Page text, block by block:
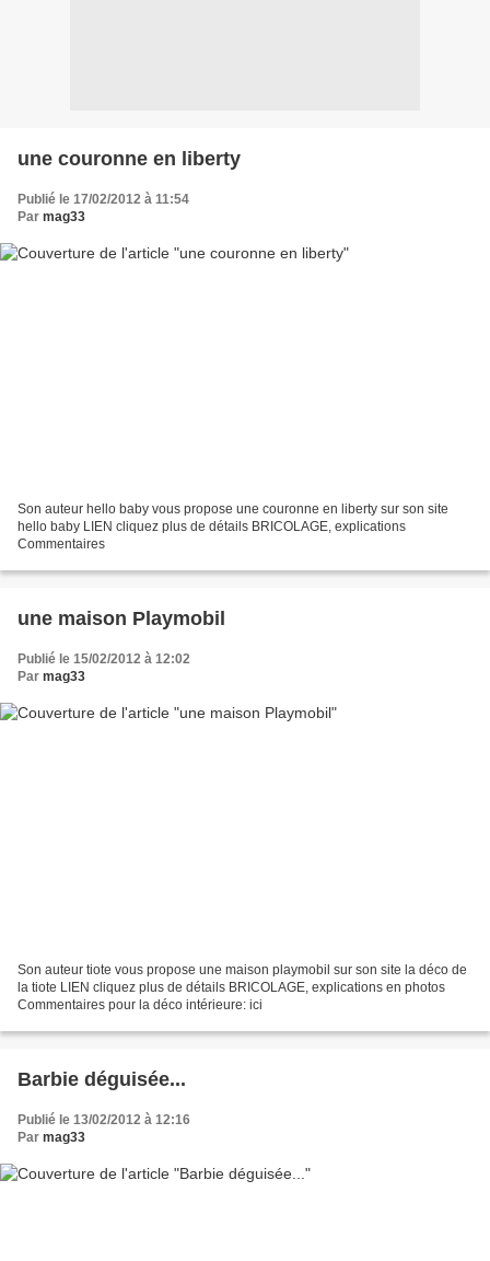
une couronne en liberty
Publié le 17/02/2012 à 11:54
Par mag33
Son auteur hello baby vous propose une couronne en liberty sur son site
hello baby LIEN cliquez plus de détails BRICOLAGE, explications
Commentaires
une maison Playmobil
Publié le 15/02/2012 à 12:02
Par mag33
Son auteur tiote vous propose une maison playmobil sur son site la déco de
la tiote LIEN cliquez plus de détails BRICOLAGE, explications en photos
Commentaires pour la déco intérieure: ici
Barbie déguisée...
Publié le 13/02/2012 à 12:16
Par mag33